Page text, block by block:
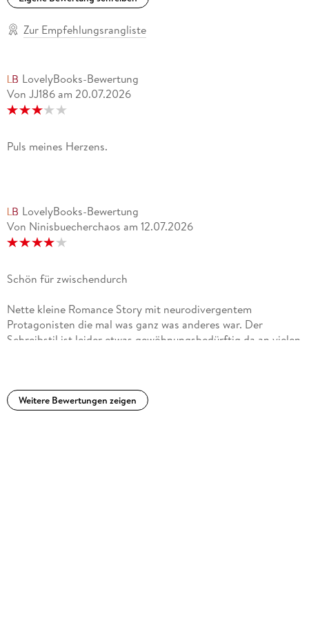
Zur Empfehlungsrangliste
LovelyBooks-Bewertung
Von JJ186 am 20.07.2026
Puls meines Herzens.
LovelyBooks-Bewertung
Von Ninisbuecherchaos am 12.07.2026
Schön für zwischendurch
Nette kleine Romance Story mit neurodivergentem
Protagonisten die mal was ganz was anderes war. Der
Schreibstil ist leider etwas gewöhnungsbedürftig da an vielen
ich beide sehr gerne und auch der gegenseitige Respekt und
das gegenseitige Verständnis war wahnsinnig schön zu lesen
Weitere Bewertungen zeigen